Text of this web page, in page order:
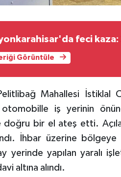
feci kaza:
Görüntüle
Mahallesi İstiklal
iş yerinin
doğru bir el ateş etti.
İhbar üzerine
yerinde yapılan yaralı
altına alındı.